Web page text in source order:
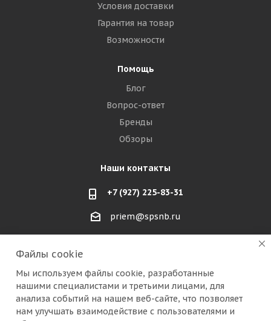
Условия доставки
Гарантия на товар
Возможности
Помощь
Блог
Вопрос-ответ
Бренды
Обзоры
Наши контакты
+7 (927) 225-83-31
priem@spsnb.ru
г. Александров (Владимирская область)
г. Москва (радио рынок "Митино")
Файлы cookie
Мы используем файлы cookie, разработанные
нашими специалистами и третьими лицами, для
анализа событий на нашем веб-сайте, что позволяет
нам улучшать взаимодействие с пользователями и